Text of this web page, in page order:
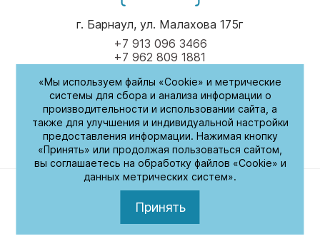
+7 913 096 3466
+7 962 809 1881
г. Барнаул, ул. Малахова 175г
Пн-Пт 9.00 - 17.00
(обед с 14:00-14:30)
СБ-Вс
Выходные
Политика обработки персональных данных
«Мы используем файлы «Cookie» и метрические
системы для сбора и анализа информации о
производительности и использовании сайта, а
также для улучшения и индивидуальной настройки
предоставления информации. Нажимая кнопку
«Принять» или продолжая пользоваться сайтом,
вы соглашаетесь на обработку файлов «Cookie» и
данных метрических систем».
Принять